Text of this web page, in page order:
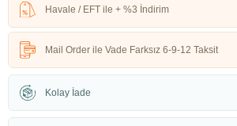
Havale / EFT ile + %3 İndirim
Mail Order ile Vade Farksız 6-9-12 Taksit
Kolay İade